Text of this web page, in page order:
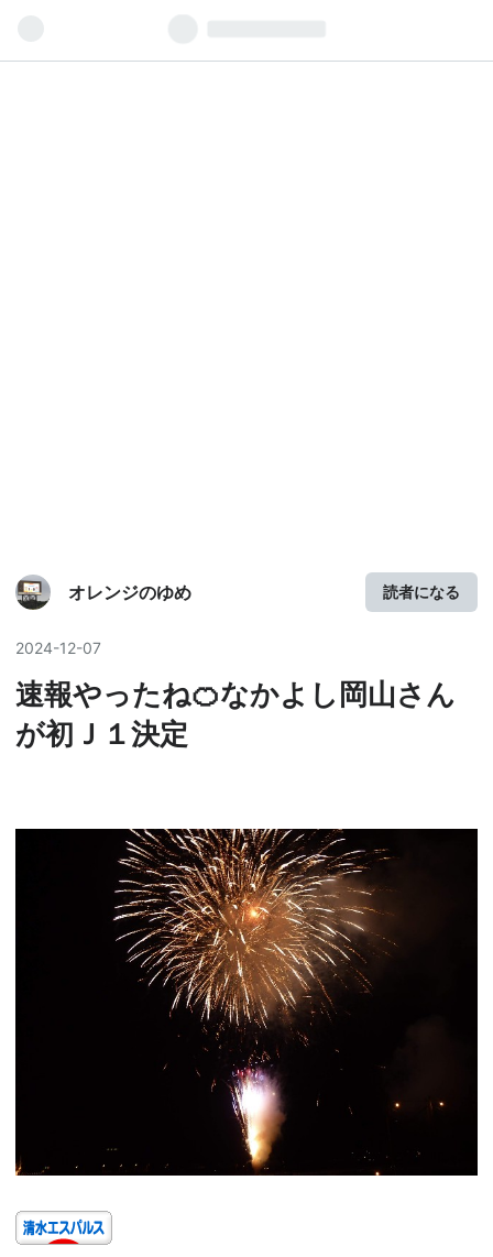
オレンジのゆめ 読者になる
2024-12-07
速報やったね🍊なかよし岡山さん
が初Ｊ１決定